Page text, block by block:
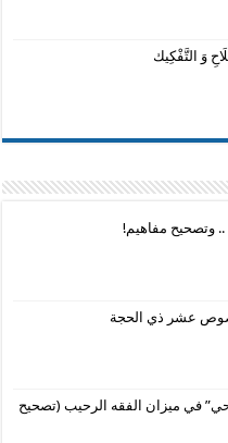
وَ التَّفْكِيك
وتصحيح مفاهيم!
عشر ذي الحجة
في ميزان الفقه الرحيب (تصحيح